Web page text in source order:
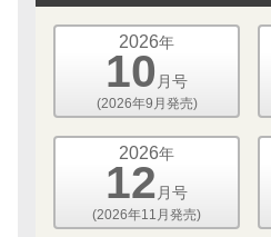
2026年
10 月号
(2026年9月発売)
2026年
12 月号
(2026年11月発売)